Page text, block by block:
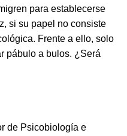
para establecerse
si su papel no consiste
Frente a ello, solo
pábulo a bulos. ¿Será
de Psicobiología e